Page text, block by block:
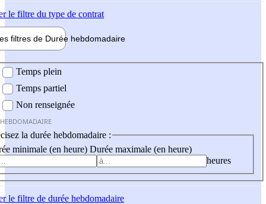
le filtre du type de contrat
filtres de Durée hebdomadaire
Temps plein
Temps partiel
Non renseignée
la durée hebdomadaire :
minimale (en heure) Durée maximale (en heure)
heures
le filtre de durée hebdomadaire